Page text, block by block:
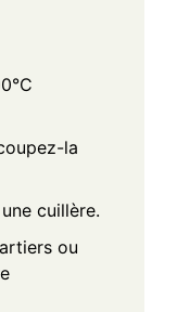
la
cuillère.
ou